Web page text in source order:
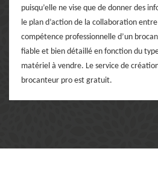
puisqu’elle ne vise que de donner des
le plan d’action de la collaboration
compétence professionnelle d’un
fiable et bien détaillé en fonction du
matériel à vendre. Le service de
brocanteur pro est gratuit.